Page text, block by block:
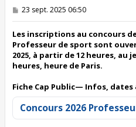
M
s
a
g
e
23 sept. 2025 06:50
Les inscriptions au concours
Professeur de sport sont
2025, à partir de 12 heures, au
heures, heure de Paris.
Fiche Cap Public— Infos,
Concours 2026